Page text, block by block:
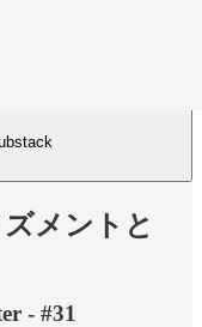
メントと
- #31